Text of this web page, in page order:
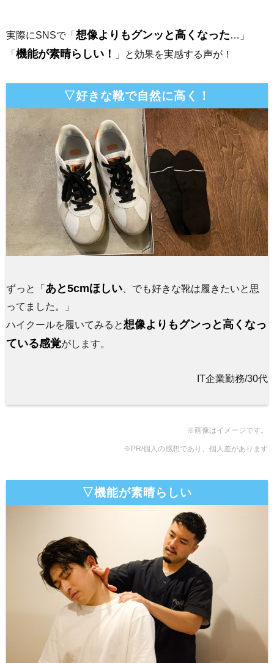
実際にSNSで「 想像よりもグンッと高くなった…」
「 機能が素晴らしい！ 」と効果を実感する声が！
▽好きな靴で自然に高く！
ずっと「 あと5cmほしい 、でも好きな靴は履きたいと思
ってました。」
ハイクールを履いてみると想像よりもグンっと高くなっ
ている感覚がします。
IT企業勤務/30代
※画像はイメージです。
※PR/個人の感想であり、個人差があります
▽機能が素晴らしい